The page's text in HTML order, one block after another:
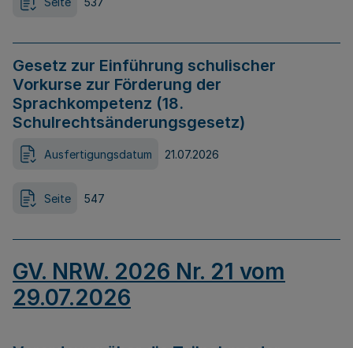
Gesetz zur Einführung schulischer
Vorkurse zur Förderung der
Sprachkompetenz (18.
Schulrechtsänderungsgesetz)
Ausfertigungsdatum 21.07.2026
Seite 547
GV. NRW. 2026 Nr. 21 vom
29.07.2026